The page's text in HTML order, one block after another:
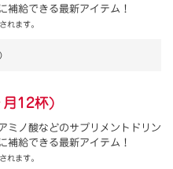
補給できる最新アイテム！
れます。
月12杯)
ミノ酸などのサプリメントドリン
補給できる最新アイテム！
れます。